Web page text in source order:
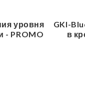
уровня
- PROMO
GKI-
в